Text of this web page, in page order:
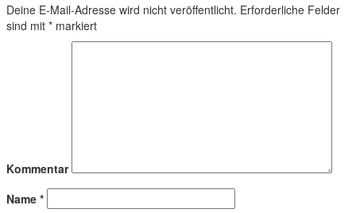
Deine E-Mail-Adresse wird nicht veröffentlicht. Erforderliche Felder
sind mit * markiert
Kommentar
Name *